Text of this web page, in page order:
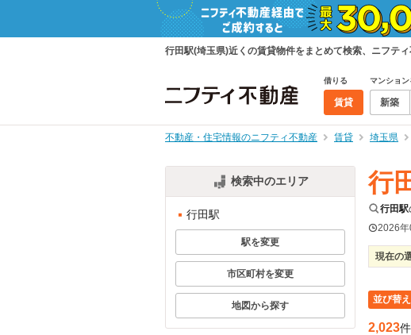
行田駅(埼玉県)近くの賃貸物件をまとめて検索、ニフテ
借りる
賃貸
マンション
新築
不動産・住宅情報のニフティ不動産 賃貸 埼玉県
検索中のエリア
行田駅
駅を変更
市区町村を変更
地図から探す
行
行田駅
2026年
現在の
並び替え
2,023件